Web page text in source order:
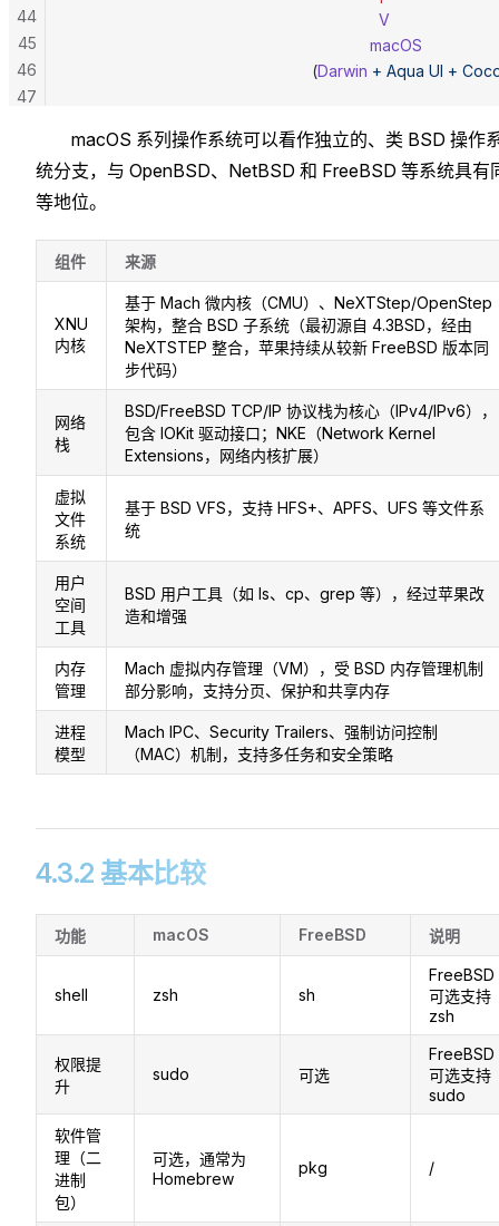
                                                                     V
                                                                   macOS
                                                      (
Darwin + Aqua UI +
44
45
46
47
macOS 系列操作系统可以看作独立的、类 BSD 操作
统分支，与 OpenBSD、NetBSD 和 FreeBSD 等系统具有
等地位。
组件 来源
XNU
内核
基于 Mach 微内核（CMU）、NeXTStep/OpenStep
架构，整合 BSD 子系统（最初源自 4.3BSD，经由
NeXTSTEP 整合，苹果持续从较新 FreeBSD 版本同
步代码）
网络
栈
BSD/FreeBSD TCP/IP 协议栈为核心（IPv4/IPv6），
包含 IOKit 驱动接口；NKE（Network Kernel
Extensions，网络内核扩展）
虚拟
文件
系统
基于 BSD VFS，支持 HFS+、APFS、UFS 等文件系
统
用户
空间
工具
BSD 用户工具（如 ls、cp、grep 等），经过苹果改
造和增强
内存
管理
Mach 虚拟内存管理（VM），受 BSD 内存管理机制
部分影响，支持分页、保护和共享内存
进程
模型
Mach IPC、Security Trailers、强制访问控制
（MAC）机制，支持多任务和安全策略
4.3.2 基本比较
功能 macOS FreeBSD 说明
shell zsh sh
FreeBSD
可选支持
zsh
权限提
升
sudo 可选
FreeBSD
可选支持
sudo
软件管
理（二
进制
包）
可选，通常为
Homebrew
pkg /